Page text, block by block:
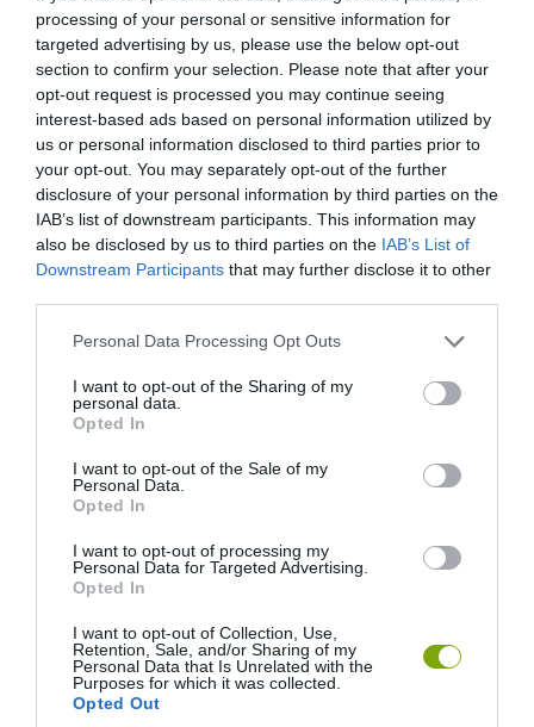
processing of your personal or sensitive information for
targeted advertising by us, please use the below opt-out
section to confirm your selection. Please note that after your
opt-out request is processed you may continue seeing
interest-based ads based on personal information utilized by
us or personal information disclosed to third parties prior to
your opt-out. You may separately opt-out of the further
disclosure of your personal information by third parties on the
IAB’s list of downstream participants. This information may
also be disclosed by us to third parties on the IAB’s List of
Downstream Participants that may further disclose it to other
Please note that this website/app uses one or more Google
not limited to your visit or usage behaviour. You may click to
grant or deny consent to Google and its third-party tags to
use your data for below specified purposes in below Google
consent section.
Personal Data Processing Opt Outs
I want to opt-out of the Sharing of my
personal data.
Opted In
I want to opt-out of the Sale of my
Personal Data.
Opted In
I want to opt-out of processing my
Personal Data for Targeted Advertising.
Opted In
I want to opt-out of Collection, Use,
Retention, Sale, and/or Sharing of my
Personal Data that Is Unrelated with the
Purposes for which it was collected.
Opted Out
Fotó: Flax & Twine
8. Ünnepi díszben – a csillogó konfettik
húsvétkor is megalapozzák a hangulatot.